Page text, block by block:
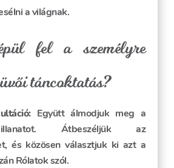
a világnak.
fel a személyre
táncoktatás?
Együtt álmodjuk meg a
Átbeszéljük az
és közösen választjuk ki azt a
Rólatok szól.